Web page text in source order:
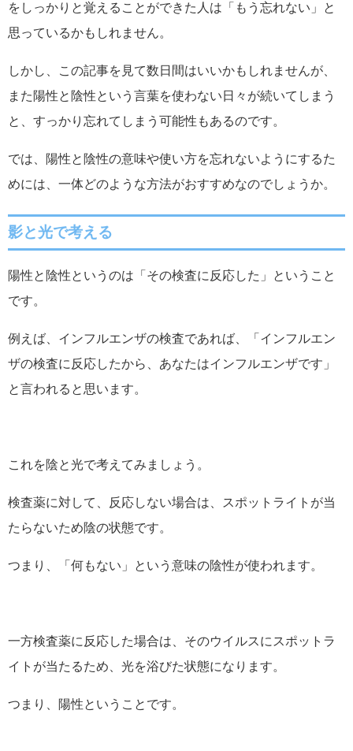
をしっかりと覚えることができた人は「もう忘れない」と
思っているかもしれません。
しかし、この記事を見て数日間はいいかもしれませんが、
また陽性と陰性という言葉を使わない日々が続いてしまう
と、すっかり忘れてしまう可能性もあるのです。
では、陽性と陰性の意味や使い方を忘れないようにするた
めには、一体どのような方法がおすすめなのでしょうか。
影と光で考える
陽性と陰性というのは「その検査に反応した」ということ
です。
例えば、インフルエンザの検査であれば、「インフルエン
ザの検査に反応したから、あなたはインフルエンザです」
と言われると思います。
これを陰と光で考えてみましょう。
検査薬に対して、反応しない場合は、スポットライトが当
たらないため陰の状態です。
つまり、「何もない」という意味の陰性が使われます。
一方検査薬に反応した場合は、そのウイルスにスポットラ
イトが当たるため、光を浴びた状態になります。
つまり、陽性ということです。